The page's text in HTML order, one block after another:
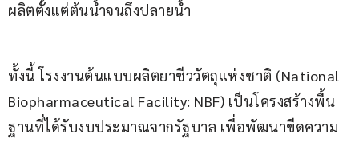
ผลิตตั้งแต่ต้นน้ำจนถึงปลายน้ำ
ทั้งนี้ โรงงานต้นแบบผลิตยาชีววัตถุแห่งชาติ (National
Biopharmaceutical Facility: NBF) เป็นโครงสร้างพื้น
ฐานที่ได้รับงบประมาณจากรัฐบาล เพื่อพัฒนาขีดความ